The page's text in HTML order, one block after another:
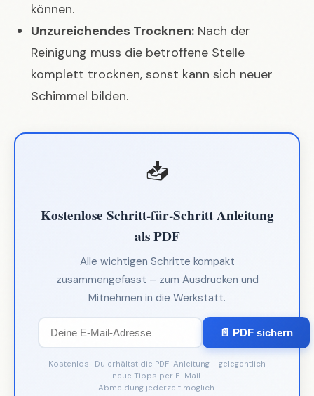
können.
Unzureichendes Trocknen: Nach der
Reinigung muss die betroffene Stelle
komplett trocknen, sonst kann sich neuer
Schimmel bilden.
📥
Kostenlose Schritt-für-Schritt Anleitung
als PDF
Alle wichtigen Schritte kompakt
zusammengefasst – zum Ausdrucken und
Mitnehmen in die Werkstatt.
📄 PDF sichern
Kostenlos · Du erhältst die PDF-Anleitung + gelegentlich
neue Tipps per E-Mail.
Abmeldung jederzeit möglich.